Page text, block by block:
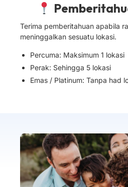
Terima pemberitahuan apabila
meninggalkan sesuatu lokasi.
Percuma: Maksimum 1 lokasi
Perak: Sehingga 5 lokasi
Emas / Platinum: Tanpa had